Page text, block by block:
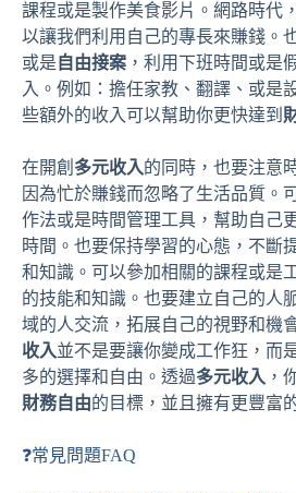
課程或是製作美食影片。網路時代
以讓我們利用自己的專長來賺錢。
或是 自由接案 ，利用下班時間或是
入。例如：擔任家教、翻譯、或是
些額外的收入可以幫助你更快達到
在開創 多元收入的同時，也要注意
因為忙於賺錢而忽略了生活品質。
作法或是時間管理工具，幫助自己
時間。也要保持學習的心態，不斷
和知識。可以參加相關的課程或是
的技能和知識。也要建立自己的人
域的人交流，拓展自己的視野和機
收入並不是要讓你變成工作狂，而
多的選擇和自由。透過多元收入 ，
財務自由的目標，並且擁有更豐富
❓常見問題FAQ